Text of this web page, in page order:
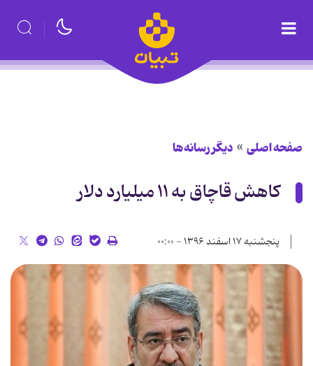
صفحه اصلی دیگر رسانه‌ها
کاهش قاچاق به ۱۱ میلیارد دلار
پنجشنبه ۱۷ اسفند ۱۳۹۶ - ۰۰:۰۰